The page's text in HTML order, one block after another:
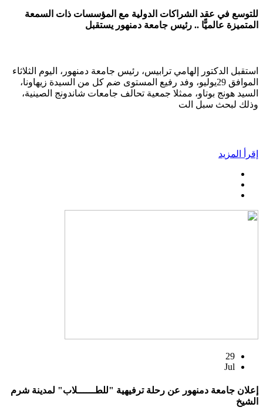
للتوسع في عقد الشراكات الدولية مع المؤسسات ذات السمعة
المتميزة عالميًّا .. رئيس جامعة دمنهور يستقبل
استقبل الدكتور إلهامي ترابيس، رئيس جامعة دمنهور، اليوم الثلاثاء
الموافق 29يوليو، وفد رفيع المستوى ضم كل من السيدة زيهاونا،
السيد هونج بوتاو، ممثلا جمعية تحالف جامعات شاندونج الصينية،
وذلك لبحث سبل الت
إقرأ المزيد
29
Jul
إعلان جامعة دمنهور عن رحلة ترفيهية "للطــــــلاب" لمدينة شرم
الشيخ